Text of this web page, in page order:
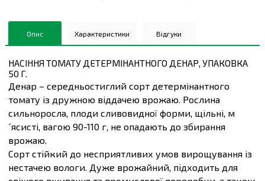
Опис Характеристики Відгуки
НАСІННЯ ТОМАТУ ДЕТЕРМІНАНТНОГО ДЕНАР, УПАКОВКА
50 Г.
Денар – середньостиглий сорт детермінантного
томату із дружною віддачею врожаю. Рослина
сильноросла, плоди сливовидної форми, щільні, м
´ясисті, вагою 90-110 г, не опадають до збирання
врожаю.
Сорт стійкий до несприятливих умов вирощування із
нестачею вологи. Дуже врожайний, підходить для